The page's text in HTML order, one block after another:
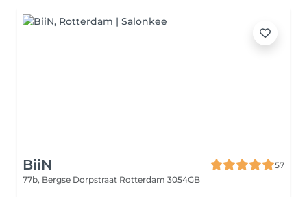
BiiN
57
77b, Bergse Dorpstraat Rotterdam 3054GB